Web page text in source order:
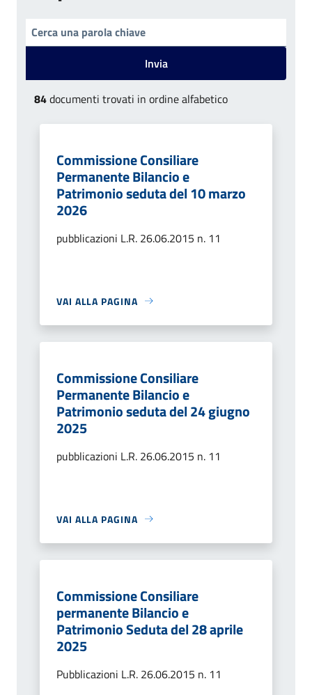
Invia
84documenti trovati in ordine alfabetico
Commissione Consiliare
Permanente Bilancio e
Patrimonio seduta del 10 marzo
2026
pubblicazioni L.R. 26.06.2015 n. 11
VAI ALLA PAGINA
Commissione Consiliare
Permanente Bilancio e
Patrimonio seduta del 24 giugno
2025
pubblicazioni L.R. 26.06.2015 n. 11
VAI ALLA PAGINA
Commissione Consiliare
permanente Bilancio e
Patrimonio Seduta del 28 aprile
2025
Pubblicazioni L.R. 26.06.2015 n. 11